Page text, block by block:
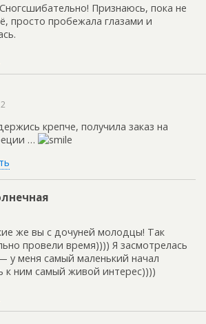
Признаюсь, пока не
просто пробежала глазами и
крепче, получила заказ на
…
же вы с дочуней молодцы! Так
провели время)))) Я засмотрелась
у меня самый маленький начал
к ним самый живой интерес))))